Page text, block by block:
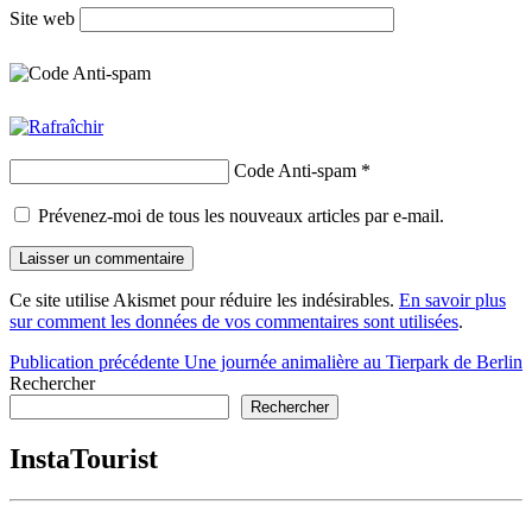
Site web
Code Anti-spam *
Prévenez-moi de tous les nouveaux articles par e-mail.
Ce site utilise Akismet pour réduire les indésirables. En savoir plus
sur comment les données de vos commentaires sont utilisées.
Navigation
de
Publication précédente Une journée animalière au Tierpark de Berlin
Rechercher
Rechercher
InstaTourist